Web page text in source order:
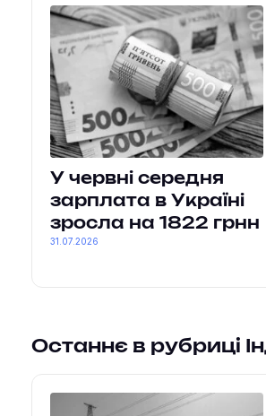
У червні середня
зарплата в Україні
зросла на 1822 грнн
31.07.2026
Останнє в рубриці